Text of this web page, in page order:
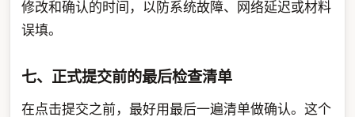
修改和确认的时间，以防系统故障、网络延迟或材料
误填。
七、正式提交前的最后检查清单
在点击提交之前，最好用最后一遍清单做确认。这个